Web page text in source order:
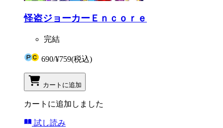
怪盗ジョーカーＥｎｃｏｒｅ
完結
690/¥759(税込)
カートに追加
カートに追加しました
試し読み